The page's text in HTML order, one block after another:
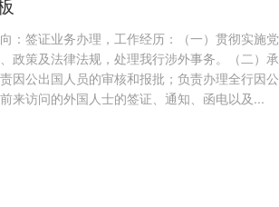
：签证业务办理，工作经历：（一）贯彻实施党
政策及法律法规，处理我行涉外事务。（二）承
因公出国人员的审核和报批；负责办理全行因公
来访问的外国人士的签证、通知、函电以及...